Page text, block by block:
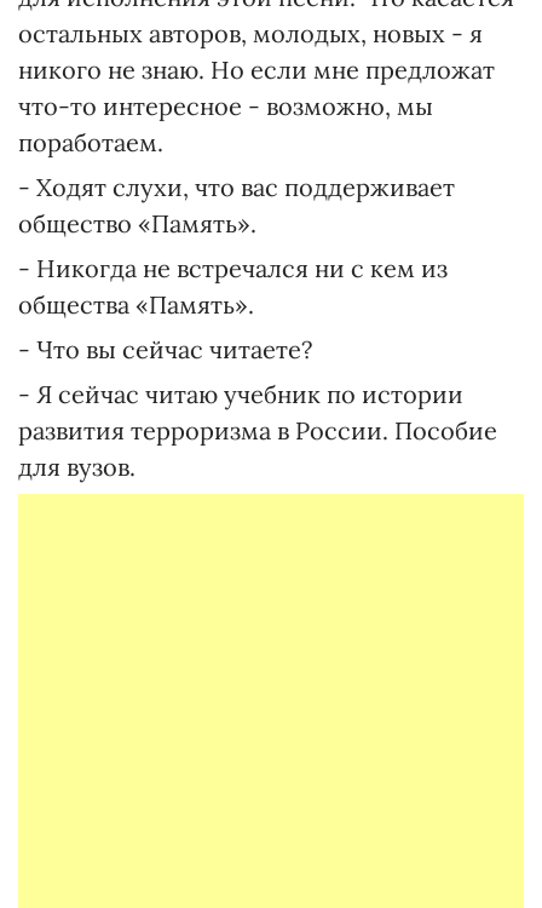
остальных авторов, молодых, новых - я
никого не знаю. Но если мне предложат
что-то интересное - возможно, мы
поработаем.
- Ходят слухи, что вас поддерживает
общество «Память».
- Никогда не встречался ни с кем из
общества «Память».
- Что вы сейчас читаете?
- Я сейчас читаю учебник по истории
развития терроризма в России. Пособие
для вузов.